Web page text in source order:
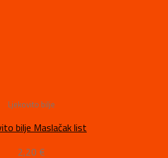
Ljekovito bilje
bilje Maslačak list
2,20 €